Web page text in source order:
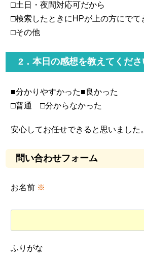
□土日・夜間対応可だから
□検索したときにHPが上の方にでて
□その他
2．本日の感想を教えてくださ
■分かりやすかった■良かった
□普通 □分からなかった
安心してお任せできると思いました。
問い合わせフォーム
お名前 ※
ふりがな